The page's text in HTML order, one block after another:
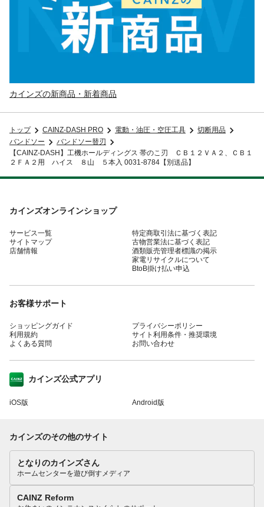
カインズの新商品・新着商品
トップ CAINZ-DASH PRO 電動・油圧・空圧工具
切断用品
バンドソー
バンドソー替刃
【CAINZ-DASH】工機ホールディングス 帯のこ刃 ＣＢ１２ＶＡ２、ＣＢ１
２ＦＡ２用 ハイス ８山 ５本入 0031-8784【別送品】
カインズオンラインショップ
サービス一覧
サイトマップ
店舗情報
特定商取引法に基づく表記
古物営業法に基づく表記
酒類販売管理者標識の掲示
家電リサイクルについて
BtoB掛け払い申込
お客様サポート
ショッピングガイド
利用規約
よくある質問
プライバシーポリシー
サイト利用条件・推奨環境
お問い合わせ
カインズ公式アプリ
iOS版 Android版
カインズのその他のサイト
となりのカインズさん
ホームセンターを遊び倒すメディア
CAINZ Reform